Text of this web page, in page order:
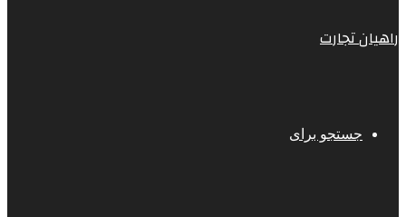
راهیان تجارت
جستجو برای